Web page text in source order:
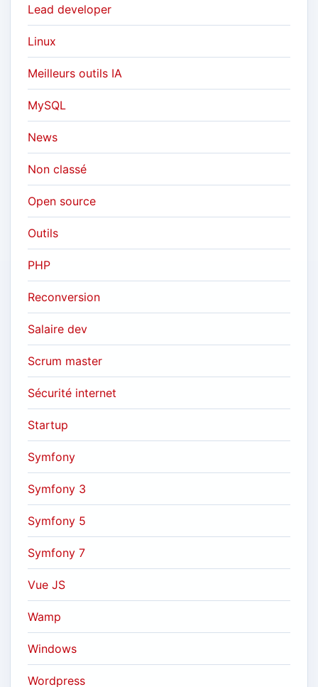
Lead developer
Linux
Meilleurs outils IA
MySQL
News
Non classé
Open source
Outils
PHP
Reconversion
Salaire dev
Scrum master
Sécurité internet
Startup
Symfony
Symfony 3
Symfony 5
Symfony 7
Vue JS
Wamp
Windows
Wordpress